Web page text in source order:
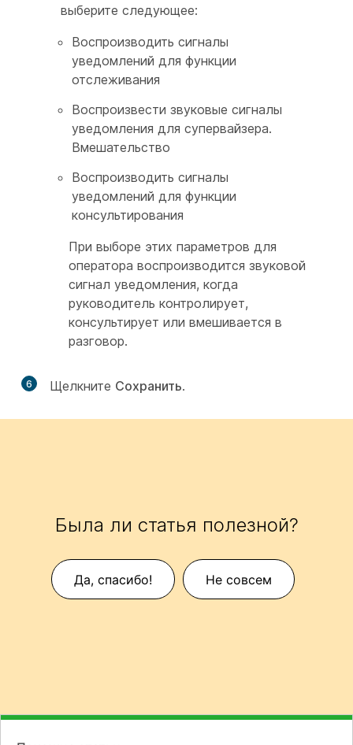
выберите следующее:
Воспроизводить сигналы
уведомлений для функции
отслеживания
Воспроизвести звуковые сигналы
уведомления для супервайзера.
Вмешательство
Воспроизводить сигналы
уведомлений для функции
консультирования
При выборе этих параметров для
оператора воспроизводится звуковой
сигнал уведомления, когда
руководитель контролирует,
консультирует или вмешивается в
разговор.
6 Щелкните Сохранить.
Была ли статья полезной?
Да, спасибо! Не совсем